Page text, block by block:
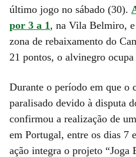
último jogo no sábado (30).
por 3 a 1 , na Vila Belmiro, e
zona de rebaixamento do
21 pontos, o alvinegro ocupa
Durante o período em que o
paralisado devido à disputa
confirmou a realização de
em Portugal, entre os dias 7
ação integra o projeto “Joga